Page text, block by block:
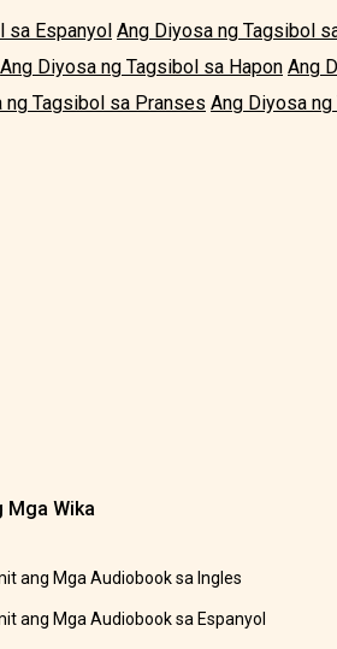
sa Espanyol Ang Diyosa ng Tagsibol
Ang Diyosa ng Tagsibol sa Hapon Ang
ng Tagsibol sa Pranses Ang Diyosa
Mga Wika
ang Mga Audiobook sa Ingles
ang Mga Audiobook sa Espanyol